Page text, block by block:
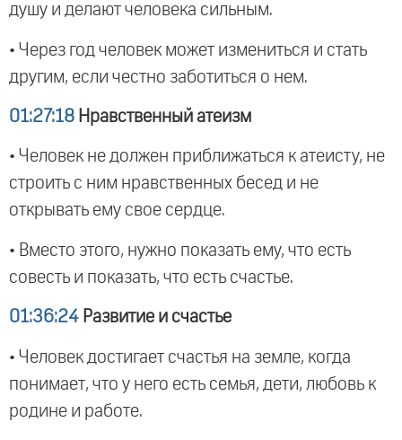
душу и делают человека сильным.
• Через год человек может измениться и стать
другим, если честно заботиться о нем.
01:27:18 Нравственный атеизм
• Человек не должен приближаться к атеисту, не
строить с ним нравственных бесед и не
открывать ему свое сердце.
• Вместо этого, нужно показать ему, что есть
совесть и показать, что есть счастье.
01:36:24 Развитие и счастье
• Человек достигает счастья на земле, когда
понимает, что у него есть семья, дети, любовь к
родине и работе.